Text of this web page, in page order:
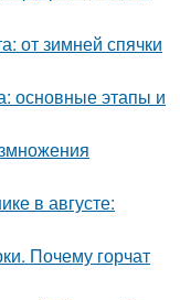
от зимней спячки
основные этапы и
в августе:
Почему горчат